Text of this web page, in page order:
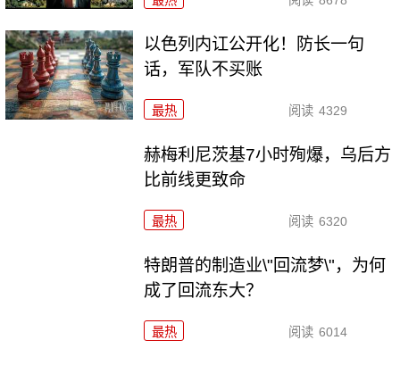
以色列内讧公开化！防长一句
话，军队不买账
最热 阅读 4329
赫梅利尼茨基7小时殉爆，乌后方
比前线更致命
最热 阅读 6320
特朗普的制造业\"回流梦\"，为何
成了回流东大？
最热 阅读 6014